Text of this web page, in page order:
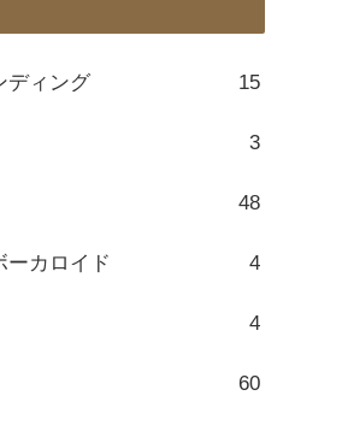
ディング 15
3
48
ーカロイド 4
4
60